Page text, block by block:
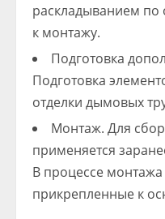
раскладыванием по
к монтажу.
Подготовка
Подготовка
отделки дымовых
Монтаж. Для
применяется
В процессе
прикрепленные к